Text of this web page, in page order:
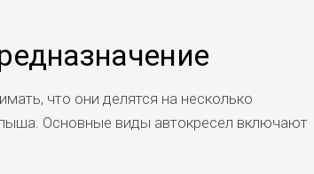
что они делятся на несколько
Основные виды автокресел включают